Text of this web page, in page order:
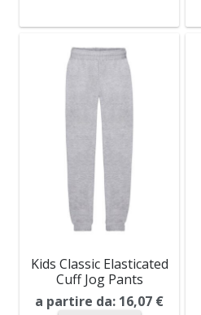
Kids Classic Elasticated
Cuff Jog Pants
a partire da: 16,07 €